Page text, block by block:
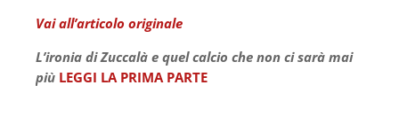
Vai all’articolo originale
L’ironia di Zuccalà e quel calcio che non ci sarà mai
più LEGGI LA PRIMA PARTE